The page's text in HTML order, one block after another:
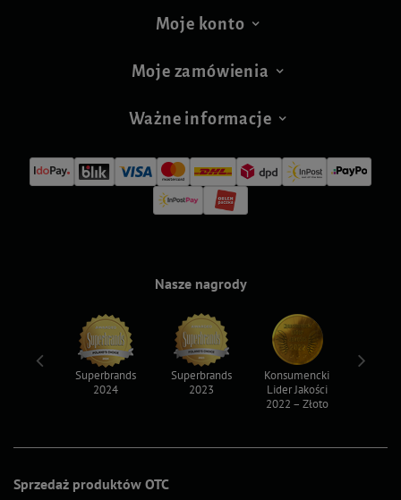
Moje konto
Moje zamówienia
Ważne informacje
Sprzedaż produktów OTC
Nasze nagrody
Superbrands
2024
Superbrands
2023
Konsumencki
Lider Jakości
2022 – Złoto